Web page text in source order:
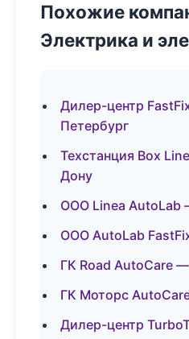
Похожие
Электрика и
Дилер-центр
Петербург
Техстанция Box
Дону
ООО Linea AutoLab
ООО AutoLab
ГК Road AutoCare
ГК Моторс
Дилер-центр